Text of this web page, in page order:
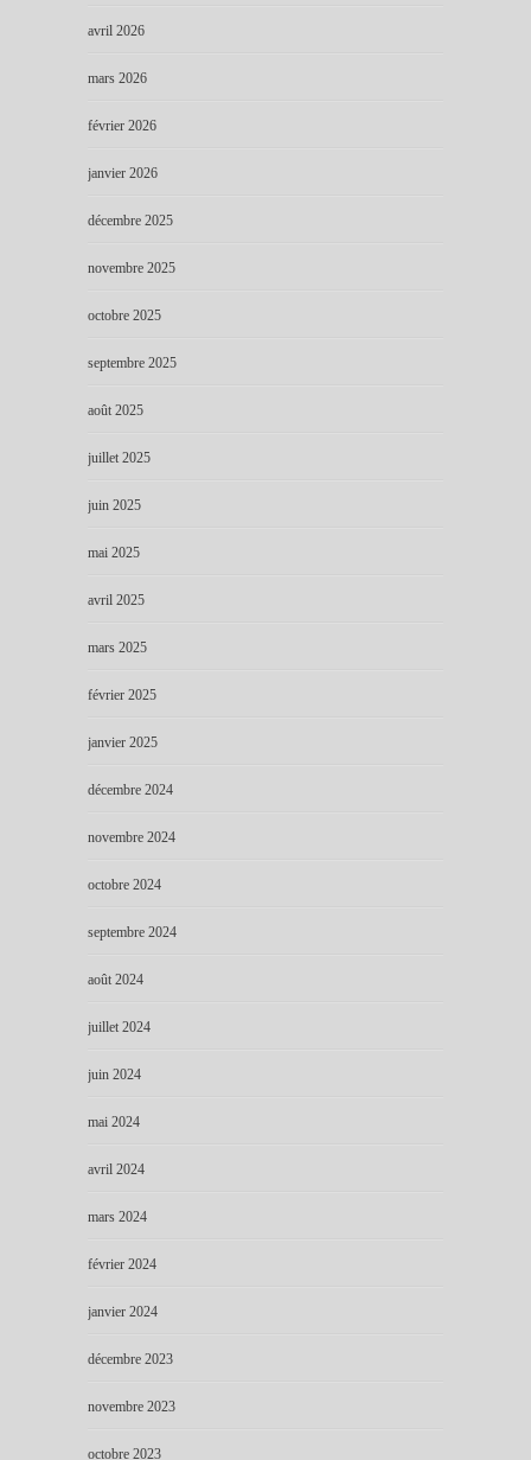
avril 2026
mars 2026
février 2026
janvier 2026
décembre 2025
novembre 2025
octobre 2025
septembre 2025
août 2025
juillet 2025
juin 2025
mai 2025
avril 2025
mars 2025
février 2025
janvier 2025
décembre 2024
novembre 2024
octobre 2024
septembre 2024
août 2024
juillet 2024
juin 2024
mai 2024
avril 2024
mars 2024
février 2024
janvier 2024
décembre 2023
novembre 2023
octobre 2023